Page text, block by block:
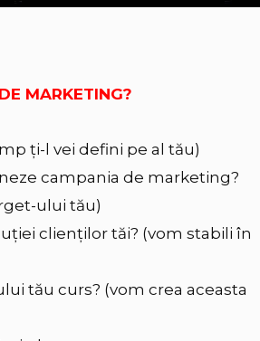
MARKETING?
ți-l vei defini pe al tău)
campania de marketing?
ului tău)
clienților tăi? (vom stabili în
tău curs? (vom crea aceasta